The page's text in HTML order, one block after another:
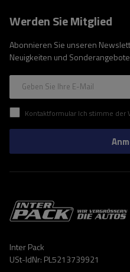
Werden Sie Mitglied
Abonnieren Sie unseren
Neuigkeiten und
Geben Sie Ihre E-Mail
Kontaktformular Ich stimme der Verarbeitung meiner im Kontaktformular enthaltenen
Inter Pack
USt-IdNr: PL5213739921